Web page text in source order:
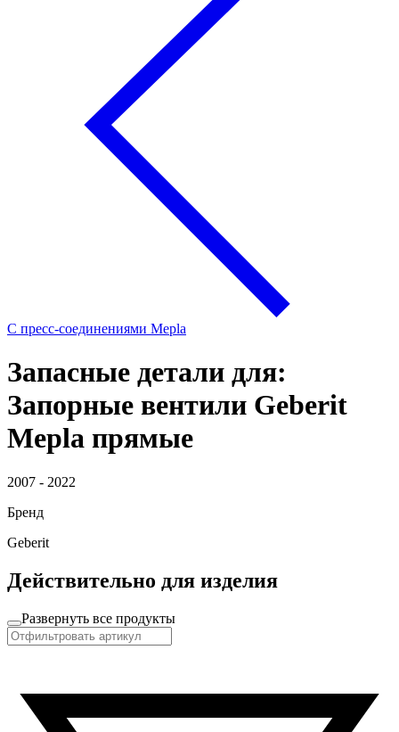
С пресс-соединениями Mepla
Запасные детали для:
Запорные вентили Geberit
Mepla прямые
2007 - 2022
Бренд
Geberit
Действительно для изделия
Развернуть все продукты